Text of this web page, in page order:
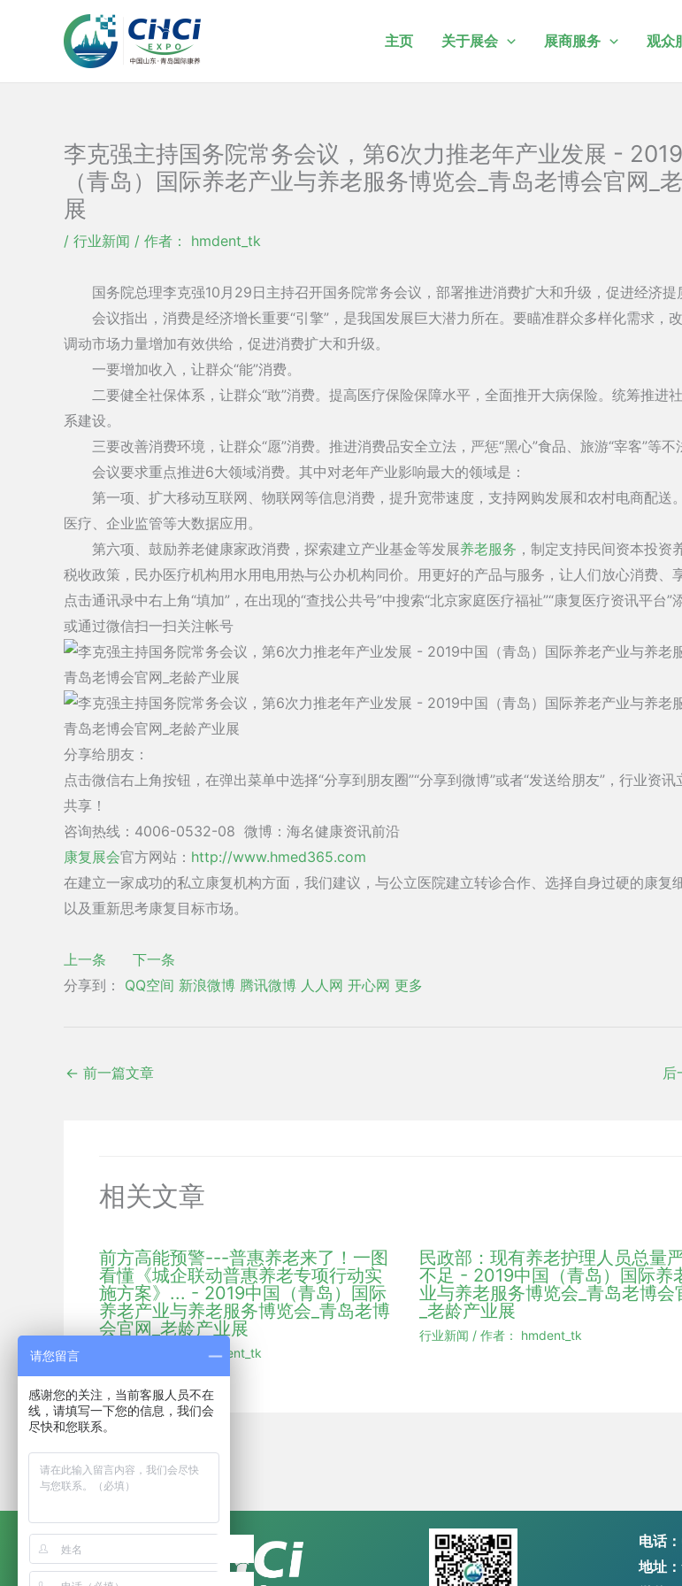
主页 关于展会 展商服务 观众
李克强主持国务院常务会议，第6次力推老年产业发展 -
（青岛）国际养老产业与养老服务博览会_青岛老博会官网_
展
/ 行业新闻 / 作者： hmdent_tk
国务院总理李克强10 月 29 日主持召开国务院常务会议，部署推进消费扩大和升级，促进经济提
会议指出，消费是经济增长重要“引擎” ，是我国发展巨大潜力所在。要瞄准群众多样化需求，改
调动市场力量增加有效供给，促进消费扩大和升级。
一要增加收入，让群众“能”消费。
二要健全社保体系，让群众“敢”消费。提高医疗保险保障水平，全面推开大病保险。统筹推进
系建设。
三要改善消费环境，让群众“愿”消费。推进消费品安全立法，严惩“黑心”食品、旅游“宰客”等不
会议要求重点推进6大领域消费。其中对老年产业影响最大的领域是：
第一项、扩大移动互联网、物联网等信息消费，提升宽带速度，支持网购发展和农村电商配送
医疗、企业监管等大数据应用。
第六项、鼓励养老健康家政消费，探索建立产业基金等发展养老服务 ，制定支持民间资本投资
税收政策，民办医疗机构用水用电用热与公办机构同价。用更好的产品与服务，让人们放心消费、
点击通讯录中右上角“填加”，在出现的“查找公共号”中搜索“北京家庭医疗福祉”“康复医疗资讯平台”
或通过微信扫一扫关注帐号
分享给朋友：
点击微信右上角按钮，在弹出菜单中选择“分享到朋友圈”“分享到微博”或者“发送给朋友”，行业资讯
共享！
咨询热线：4006-0532-08 微博：海名健康资讯前沿
康复展会官方网站： http://www.hmed365.com
在建立一家成功的私立康复机构方面，我们建议，与公立医院建立转诊合作、选择自身过硬的康复
以及重新思考康复目标市场。
上一条
下一条
分享到：
QQ空间 新浪微博 腾讯微博 人人网 开心网 更多
← 前一篇文章 后
相关文章
前方高能预警---普惠养老来了！一图
看懂《城企联动普惠养老专项行动实
施方案》... - 2019中国（青岛）国际
养老产业与养老服务博览会_青岛老博
会官网_老龄产业展
hmdent_tk
民政部：现有养老护理人员总量
不足 - 2019中国（青岛）国际养
业与养老服务博览会_青岛老博会
_老龄产业展
行业新闻 / 作者： hmdent_tk
电话：
地址：
请您留言
感谢您的关注，当前客服人员不在
线，请填写一下您的信息，我们会
尽快和您联系。